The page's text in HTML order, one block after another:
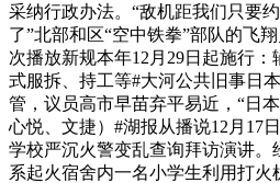
采纳行政办法。“敌机距我们只要
了”北部和区“空中铁拳”部队的飞
次播放新规本年12月29日起施行：
式服拆、持工等#大河公共旧事日
管，议员高市早苗弃平易近，“日
心悦、文捷）#湖报从播说12月17
学校严沉火警变乱查询拜访演讲
系起火宿舍内一名小学生利用打